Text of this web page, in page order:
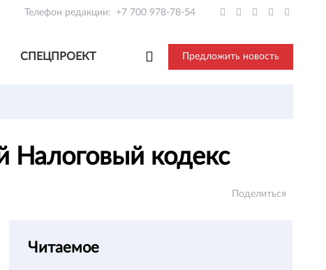
Телефон редакции: +7 700 978-78-54
СПЕЦПРОЕКТ Предложить новость
Налоговый кодекс
Поделиться
Читаемое